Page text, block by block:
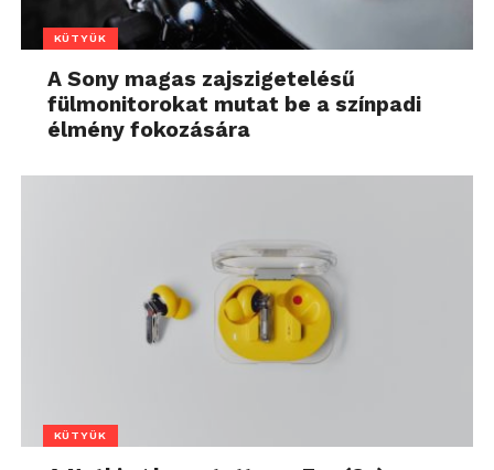
KÜTYÜK
A Sony magas zajszigetelésű
fülmonitorokat mutat be a színpadi
élmény fokozására
KÜTYÜK